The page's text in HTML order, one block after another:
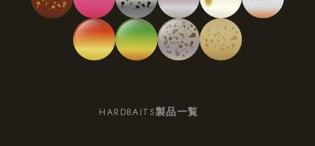
HARDBAITS製品一覧